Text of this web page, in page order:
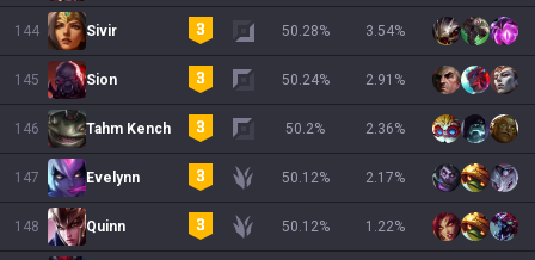
144 Sivir 50.28% 3.54%
145 Sion 50.24% 2.91 %
146 Tahm Kench 50.2% 2.36%
147 Evelynn 50.12% 2.17%
148 Quinn 50.12% 1.22%